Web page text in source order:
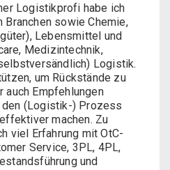
Logistikprofi habe ich
Branchen sowie Chemie,
Lebensmittel und
Medizintechnik,
Logistik.
um Rückstände zu
auch Empfehlungen
den (Logistik-) Prozess
machen. Zu
viel Erfahrung mit OtC-
Service, 3PL, 4PL,
und